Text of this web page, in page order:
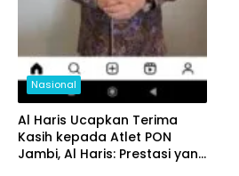
Nasional
Al Haris Ucapkan Terima
Kasih kepada Atlet PON
Jambi, Al Haris: Prestasi yang